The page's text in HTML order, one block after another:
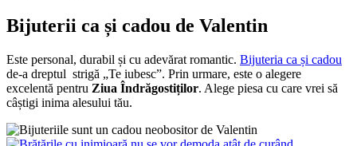
Bijuterii ca și cadou de Valentin
Este personal, durabil și cu adevărat romantic. Bijuteria ca și cadou
de-a dreptul strigă „Te iubesc”. Prin urmare, este o alegere
excelentă pentru Ziua Îndrăgostiților. Alege piesa cu care vrei să
câștigi inima alesului tău.